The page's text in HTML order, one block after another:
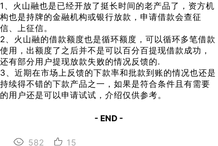
1、火山融也是已经开放了挺长时间的老产品了，资方机
构也是持牌的金融机构或银行放款，申请借款会查征
信、上征信。
2、火山融的借款额度也是循环额度，可以循环多笔借款
使用，出额度了之后并不是可以百分百提现借款成功，
还有部分用户提现放款失败的情况反馈的.
3、近期在市场上反馈的下款率和批款到账的情况也还是
持续得不错的下款产品之一，如果是符合条件且有需要
的用户还是可以申请试试，介绍仅供参考。
- END -
582 15